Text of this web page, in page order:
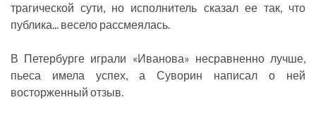
трагической сути, но исполнитель сказал ее так, что
публика... весело рассмеялась.
В Петербурге играли «Иванова» несравненно лучше,
пьеса имела успех, а Суворин написал о ней
восторженный отзыв.